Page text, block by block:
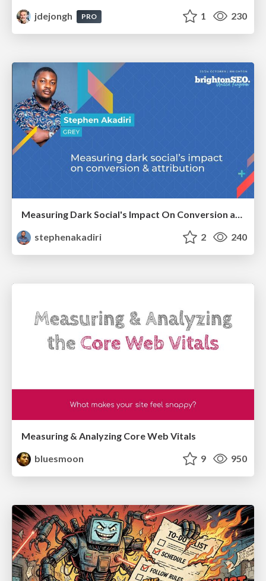
jdejongh
PRO 1 230
Measuring Dark Social's Impact On Conversion and Attribution
stephenakadiri
2 240
Measuring & Analyzing Core Web Vitals
bluesmoon
9 950